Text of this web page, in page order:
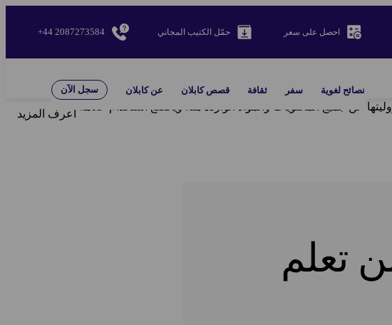
احصل على سعر حمّل الكتيب المجاني +44 2087273584
نصائح لغوية سفر ثقافة قصص كابلان عن كابلان سجل الآن
عن جميع المحتويات والمواد الواردة هنا. ويخضع استخدام علامة
اعرف المزيد
تعلم